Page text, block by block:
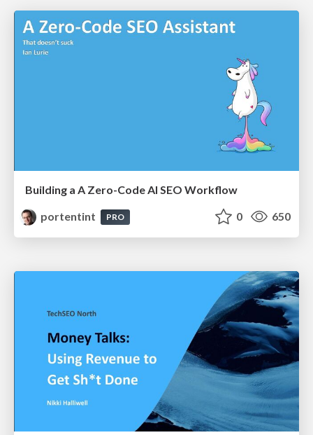
Building a A Zero-Code AI SEO Workflow
portentint
PRO 0 650